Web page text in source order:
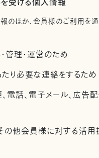
受ける個人情報
のほか、会員様のご利用を
管理・運営のため
たり必要な連絡をするため
、電話、電子メール、広
その他会員様に対する活